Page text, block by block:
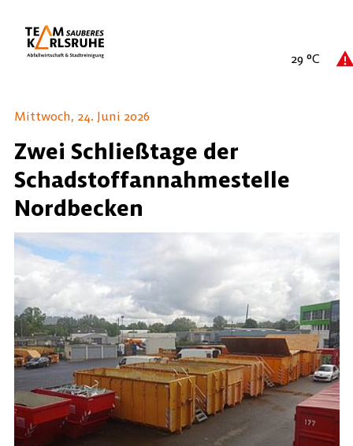
29 °C
Mittwoch, 24. Juni 2026
Zwei Schließtage der
Schadstoffannahmestelle
Nordbecken